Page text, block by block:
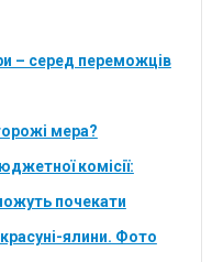
– серед переможців
мера?
комісії:
почекати
ялини. Фото